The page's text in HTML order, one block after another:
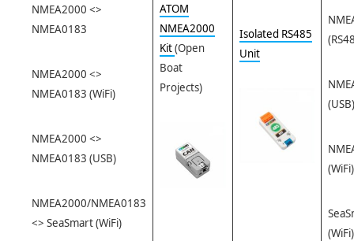
NMEA2000 <>
NMEA0183
NMEA2000 <>
NMEA0183 (WiFi)
NMEA2000 <>
NMEA0183 (USB)
NMEA2000/NMEA0183
<> SeaSmart (WiFi)
ATOM
NMEA2000
Kit(Open
Boat
Projects)
Isolated RS485
Unit
(USB)
(WiFi)
(WiFi)